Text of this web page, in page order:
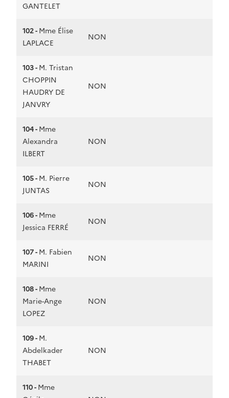
GANTELET
102 -Mme Élise
LAPLACE
NON
103 -M. Tristan
CHOPPIN
HAUDRY DE
JANVRY
NON
104 -Mme
Alexandra
ILBERT
NON
105 -M. Pierre
JUNTAS
NON
106 -Mme
Jessica FERRÉ
NON
107 -M. Fabien
MARINI
NON
108 -Mme
Marie-Ange
LOPEZ
NON
109 -M.
Abdelkader
THABET
NON
110 -Mme